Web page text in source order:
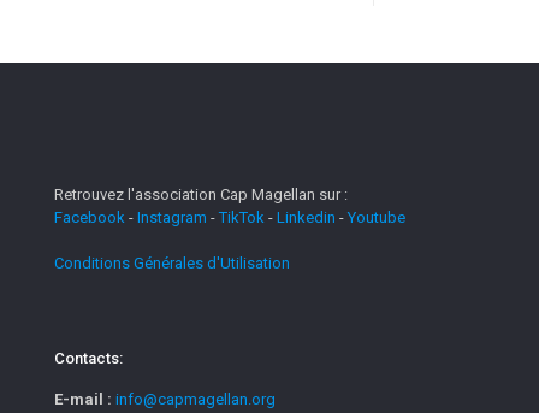
Retrouvez l'association Cap Magellan sur :
Facebook - Instagram -TikTok - Linkedin - Youtube
Conditions Générales d'Utilisation
Contacts:
E-mail : info@capmagellan.org